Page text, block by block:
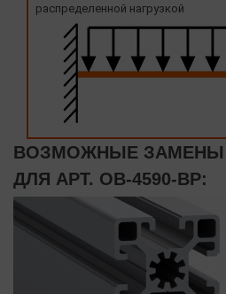
распределенной нагрузкой
ВОЗМОЖНЫЕ ЗАМЕНЫ
ДЛЯ АРТ. OB-4590-BP: